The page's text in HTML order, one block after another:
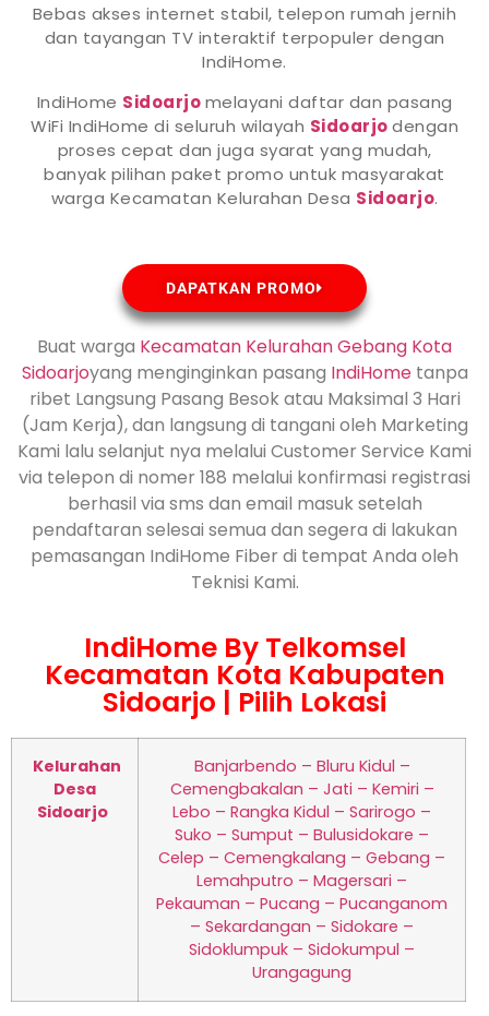
Bebas akses internet stabil, telepon rumah jernih
dan tayangan TV interaktif terpopuler dengan
IndiHome.
IndiHome Sidoarjomelayani daftar dan pasang
WiFi IndiHome di seluruh wilayah Sidoarjodengan
proses cepat dan juga syarat yang mudah,
banyak pilihan paket promo untuk masyarakat
warga Kecamatan Kelurahan Desa Sidoarjo.
DAPATKAN PROMO
Buat warga Kecamatan Kelurahan Gebang Kota
Sidoarjoyang menginginkan pasang IndiHometanpa
ribet Langsung Pasang Besok atau Maksimal 3 Hari
(Jam Kerja), dan langsung di tangani oleh Marketing
Kami lalu selanjut nya melalui Customer Service Kami
via telepon di nomer 188 melalui konfirmasi registrasi
berhasil via sms dan email masuk setelah
pendaftaran selesai semua dan segera di lakukan
pemasangan IndiHome Fiber di tempat Anda oleh
Teknisi Kami.
IndiHome By Telkomsel
Kecamatan Kota Kabupaten
Sidoarjo | Pilih Lokasi
Kelurahan
Desa
Sidoarjo
Banjarbendo – Bluru Kidul –
Cemengbakalan – Jati – Kemiri –
Lebo – Rangka Kidul – Sarirogo –
Suko – Sumput – Bulusidokare –
Celep – Cemengkalang – Gebang –
Lemahputro – Magersari –
Pekauman – Pucang – Pucanganom
– Sekardangan – Sidokare –
Sidoklumpuk – Sidokumpul –
Urangagung